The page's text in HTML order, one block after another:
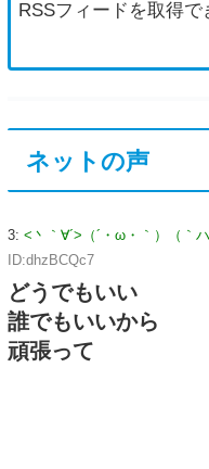
RSSフィードを取得で
ネットの声
3: <丶｀∀´>（´・ω・｀）（｀
ID:dhzBCQc7
どうでもいい
誰でもいいから
頑張って